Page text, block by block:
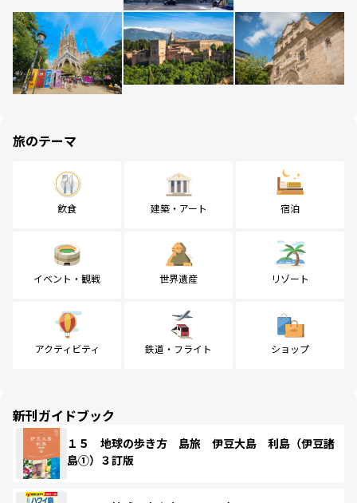
旅のテーマ
飲食 建築・アート 宿泊
イベント・観戦 世界遺産 リゾート
アクティビティ 鉄道・フライト ショップ
新刊ガイドブック
１５ 地球の歩き方 島旅 伊豆大島 利島（伊豆諸
島①）３訂版